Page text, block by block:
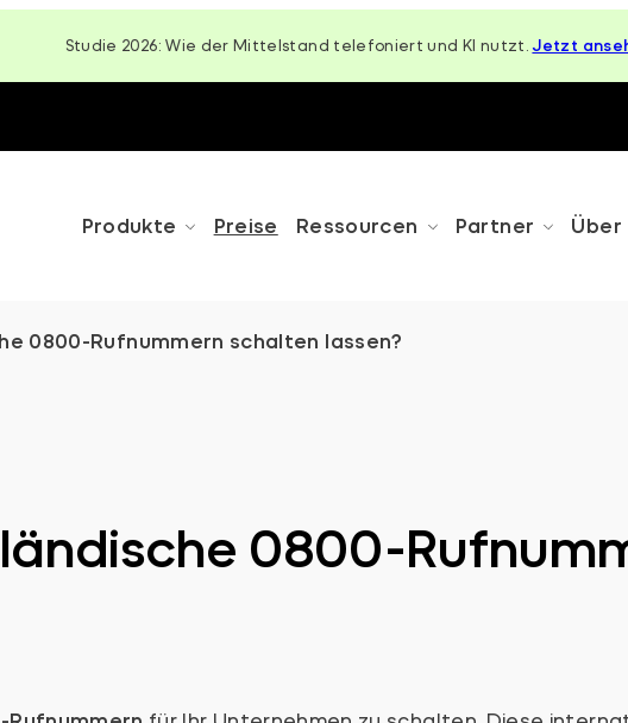
Studie 2026: Wie der Mittelstand telefoniert und KI nutzt. Jetzt
Produkte Preise Ressourcen Partner Über
0800-Rufnummern schalten lassen?
0800-